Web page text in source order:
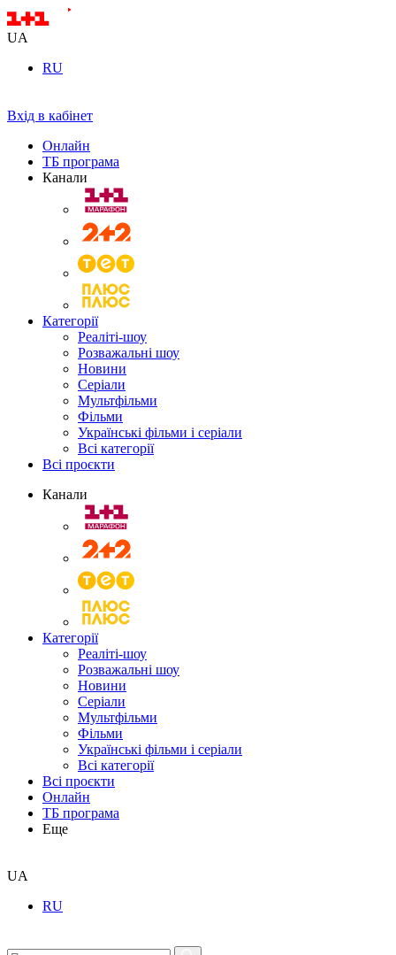
UA
RU
Вхід в кабінет
Онлайн
ТБ програма
Канали
Категорії
Реаліті-шоу
Розважальні шоу
Новини
Серіали
Мультфільми
Фільми
Українські фільми і серіали
Всі категорії
Всі проєкти
Канали
Категорії
Реаліті-шоу
Розважальні шоу
Новини
Серіали
Мультфільми
Фільми
Українські фільми і серіали
Всі категорії
Всі проєкти
Онлайн
ТБ програма
Еще
UA
RU